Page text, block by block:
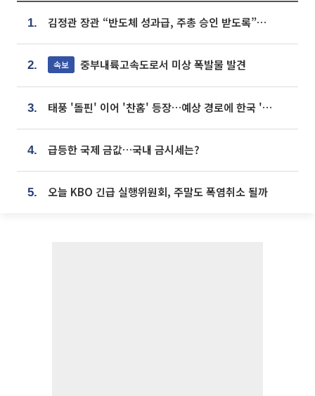
1. 김정관 장관 “반도체 성과급, 주총 승인 받도록”…상법·자본시장법 개정 시사
2. 속보 중부내륙고속도로서 미상 폭발물 발견
3. 태풍 '돌핀' 이어 '찬홈' 등장…예상 경로에 한국 '한숨'
4. 급등한 국제 금값…국내 금시세는?
5. 오늘 KBO 긴급 실행위원회, 주말도 폭염취소 될까